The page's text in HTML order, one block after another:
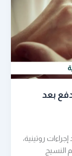
بعد
روتينية،
النسيج